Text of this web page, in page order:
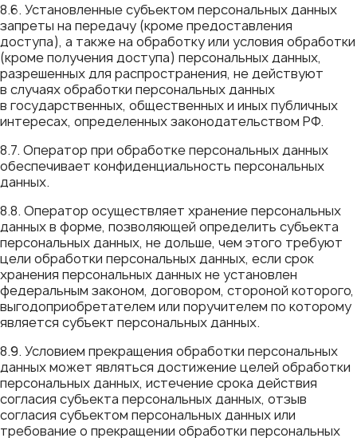
8.6. Установленные субъектом персональных данных
запреты на передачу (кроме предоставления
доступа), а также на обработку или условия обработки
(кроме получения доступа) персональных данных,
разрешенных для распространения, не действуют
в случаях обработки персональных данных
в государственных, общественных и иных публичных
интересах, определенных законодательством РФ.
8.7. Оператор при обработке персональных данных
обеспечивает конфиденциальность персональных
данных.
8.8. Оператор осуществляет хранение персональных
данных в форме, позволяющей определить субъекта
персональных данных, не дольше, чем этого требуют
цели обработки персональных данных, если срок
хранения персональных данных не установлен
федеральным законом, договором, стороной которого,
выгодоприобретателем или поручителем по которому
является субъект персональных данных.
8.9. Условием прекращения обработки персональных
данных может являться достижение целей обработки
персональных данных, истечение срока действия
согласия субъекта персональных данных, отзыв
согласия субъектом персональных данных или
требование о прекращении обработки персональных